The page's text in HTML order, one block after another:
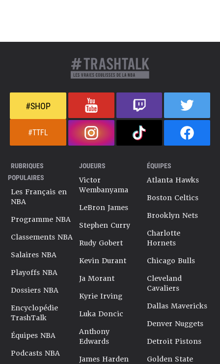
#SHOP
#TTFL
RUBRIQUES
POPULAIRES
Les Français en
NBA
Programme NBA
Classements NBA
Salaires NBA
Playoffs NBA
Dossiers NBA
Encyclopédie
TrashTalk
Équipes NBA
Podcasts NBA
JOUEURS
Victor
Wembanyama
LeBron James
Stephen Curry
Rudy Gobert
Kevin Durant
Ja Morant
Kyrie Irving
Luka Doncic
Anthony
Edwards
James Harden
ÉQUIPES
Atlanta Hawks
Boston Celtics
Brooklyn Nets
Charlotte
Hornets
Chicago Bulls
Cleveland
Cavaliers
Dallas Mavericks
Denver Nuggets
Detroit Pistons
Golden State